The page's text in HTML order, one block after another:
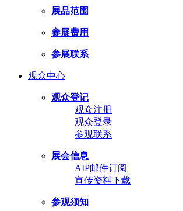
展品范围
参展费用
参展联系
观众中心
观众登记
观众注册
观众登录
参观联系
展会信息
AIP邮件订阅
宣传资料下载
参观须知